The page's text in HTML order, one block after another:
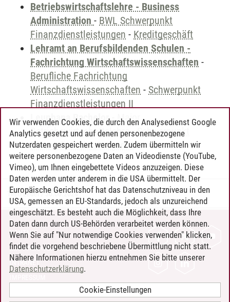
Betriebswirtschaftslehre - Business
Administration - BWL Schwerpunkt
Finanzdienstleistungen - Kreditgeschäft
Lehramt an Berufsbildenden Schulen -
Fachrichtung Wirtschaftswissenschaften -
Berufliche Fachrichtung
Wirtschaftswissenschaften - Schwerpunkt
Finanzdienstleistungen II
Leuphana Bachelor-Major
Betriebswirtschaftslehre-Schwerpunkt
Finanzdienstleistungen II
Timo Leder/30.06.2024
KONTAKT
LEUPHANA ALS ARBEITGEBER
INTRANET
Wir verwenden Cookies, die durch den Analysedienst Google
Analytics gesetzt und auf denen personenbezogene
Nutzerdaten gespeichert werden. Zudem übermitteln wir
weitere personenbezogene Daten an Videodienste (YouTube,
Vimeo), um Ihnen eingebettete Videos anzuzeigen. Diese
Daten werden unter anderem in die USA übermittelt. Der
Europäische Gerichtshof hat das Datenschutzniveau in den
USA, gemessen an EU-Standards, jedoch als unzureichend
eingeschätzt. Es besteht auch die Möglichkeit, dass Ihre
Daten dann durch US-Behörden verarbeitet werden können.
Wenn Sie auf "Nur notwendige Cookies verwenden" klicken,
findet die vorgehend beschriebene Übermittlung nicht statt.
Nähere Informationen hierzu entnehmen Sie bitte unserer
Datenschutzerklärung.
Cookie-Einstellungen